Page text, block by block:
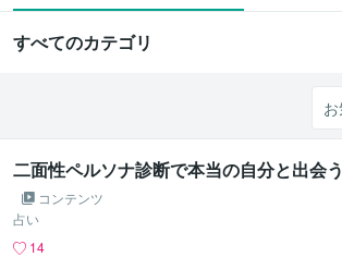
すべてのカテゴリ
二面性ペルソナ診断で本当の自分と出会う
コンテンツ
占い
14